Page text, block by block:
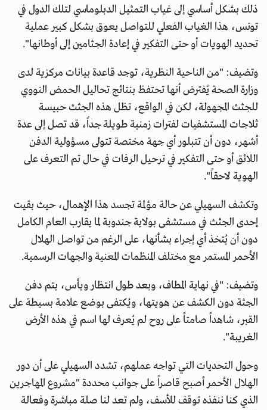
ذلك بشكل أساسي إلى غياب التمثيل الدبلوماسي لتلك الدول في
تونس، هذا الغياب الفعلي للتواصل يعوق بشكل كبير عملية
تحديد الهويات أو حتى التفكير في إعادة الجثامين إلى أوطانها".
وتضيف: "من الناحية النظرية، توجد قاعدة بيانات مركزية لدى
وزارة الصحة يُفترض أنها تحتفظ بنتائج تحاليل الحمض النووي
للجثث المجهولة، لكن في الواقع، تظل هذه الجثث حبيسة
ثلاجات المستشفيات لفترات زمنية طويلة جداً، قد تصل إلى عدة
أشهر، دون أن تتبلور أي جهة مختصة تتولى مسؤولية الدفن
اللائق أو حتى التفكير في ترحيل الرفات في حال تم التعرف على
الهوية لاحقاً".
وتكشف السهيلي عن حالة مؤلمة تجسد هذا الإهمال، حيث بقيت
إحدى الجثث في مستشفى بولاية جندوبة لما يقارب العام الكامل
دون أن يُتخذ أي إجراء بشأنها، على الرغم من تواصل الهلال
الأحمر المستمر مع مختلف المنظمات المعنية والجهات الرسمية.
وتضيف: "في نهاية المطاف، وبعد طول انتظار ويأس، يتم دفن
الجثة دون الكشف عن هويتها، ويُكتفى بوضع علامة بسيطة على
القبر، شاهداً صامتاً على روح لم يُعرف لها اسم في هذه الأرض
الغريبة".
وحول التحديات التي تواجه عملهم، تشدد السهيلي على أن دور
الهلال الأحمر أصبح قاصراً على جوانب محددة "مشروع المهاجرين
الذي كنا ننفذه توقف للأسف، ولم تعد لنا صلة مباشرة وفعالة